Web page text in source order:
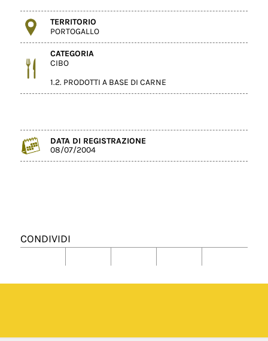
TERRITORIO
PORTOGALLO
CATEGORIA
CIBO
1.2. PRODOTTI A BASE DI CARNE
DATA DI REGISTRAZIONE
08/07/2004
CONDIVIDI